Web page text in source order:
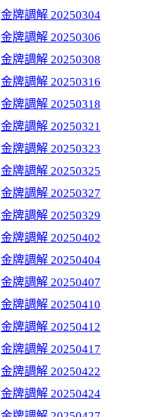
金牌調解 20250304
金牌調解 20250306
金牌調解 20250308
金牌調解 20250316
金牌調解 20250318
金牌調解 20250321
金牌調解 20250323
金牌調解 20250325
金牌調解 20250327
金牌調解 20250329
金牌調解 20250402
金牌調解 20250404
金牌調解 20250407
金牌調解 20250410
金牌調解 20250412
金牌調解 20250417
金牌調解 20250422
金牌調解 20250424